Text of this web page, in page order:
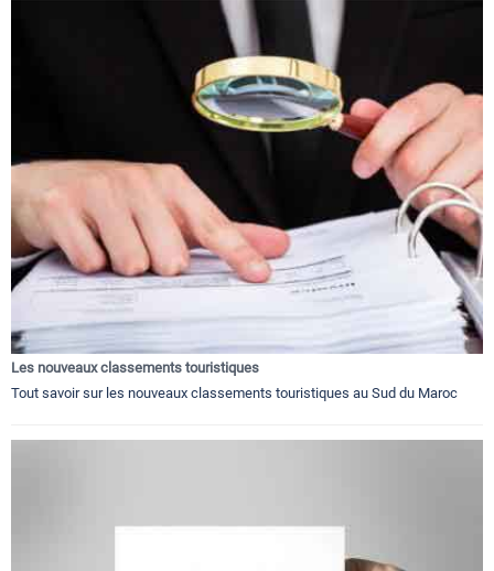
Les nouveaux classements touristiques
Tout savoir sur les nouveaux classements touristiques au Sud du Maroc